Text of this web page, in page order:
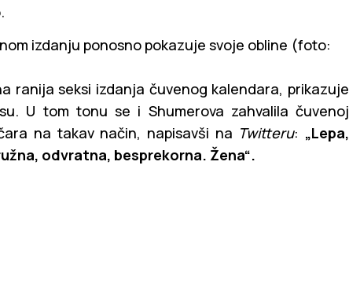
izdanju ponosno pokazuje svoje obline (foto:
ranija seksi izdanja čuvenog kalendara, prikazuje
U tom tonu se i Shumerova zahvalila čuvenoj
na takav način, napisavši na Twitteru: „Lepa,
odvratna, besprekorna. Žena“.